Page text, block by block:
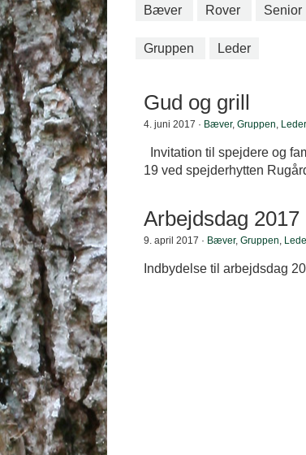
Bæver Rover Senior
Gruppen Leder
Gud og grill
4. juni 2017 · Bæver, Gruppen, Leder
Invitation til spejdere og
19 ved spejderhytten
Arbejdsdag 2017
9. april 2017 · Bæver, Gruppen,
Indbydelse til arbejdsdag